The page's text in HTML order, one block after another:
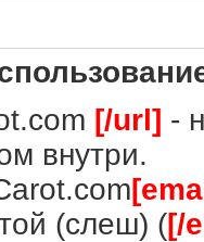
[/url] -
внутри.
(слеш) ([/